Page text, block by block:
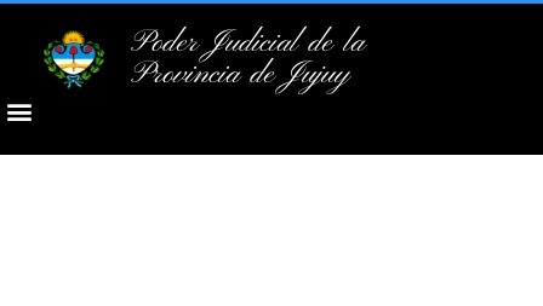
Poder Judicial de la
Provincia de Jujuy